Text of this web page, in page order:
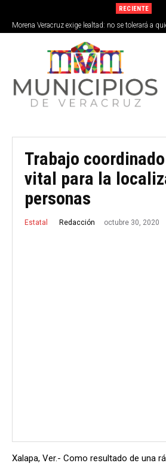
RECIENTE
Morena Veracruz exige lealtad: no se tolerará a
de la 4T
Trabajo
vital para la
personas
Estatal Redacción octubre 30, 2020
Xalapa, Ver.- Como resultado de una